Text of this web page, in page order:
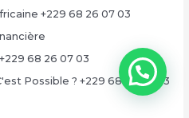
+229 68 26 07 03
68 26 07 03
Possible ? +229 68 26 07 03